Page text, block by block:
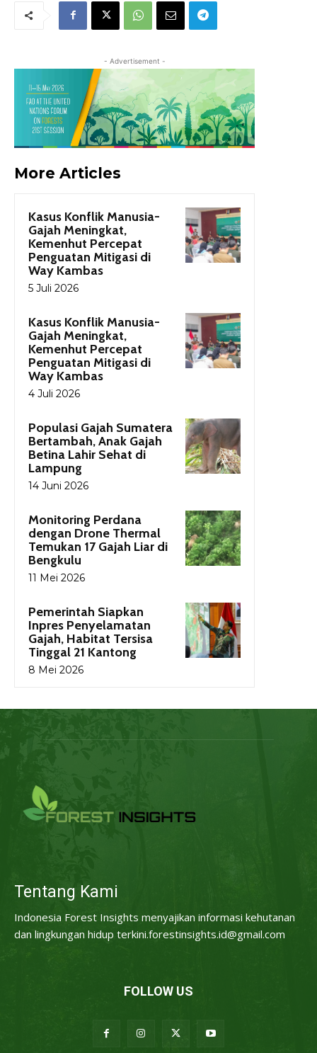
- Advertisement -
More Articles
Kasus Konflik Manusia-
Gajah Meningkat,
Kemenhut Percepat
Penguatan Mitigasi di
Way Kambas
5 Juli 2026
Kasus Konflik Manusia-
Gajah Meningkat,
Kemenhut Percepat
Penguatan Mitigasi di
Way Kambas
4 Juli 2026
Populasi Gajah Sumatera
Bertambah, Anak Gajah
Betina Lahir Sehat di
Lampung
14 Juni 2026
Monitoring Perdana
dengan Drone Thermal
Temukan 17 Gajah Liar di
Bengkulu
11 Mei 2026
Pemerintah Siapkan
Inpres Penyelamatan
Gajah, Habitat Tersisa
Tinggal 21 Kantong
8 Mei 2026
Tentang Kami
Indonesia Forest Insights menyajikan informasi kehutanan
dan lingkungan hidup terkini.forestinsights.id@gmail.com
FOLLOW US